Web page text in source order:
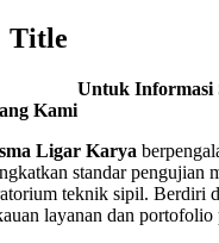
Title
Untuk Informasi
Kami
Ligar Karya
standar pengujian
teknik sipil. Berdiri
layanan dan